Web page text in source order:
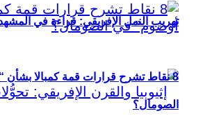
تهريب النمل الإفريقي: قراءة في
8 نقاط تشرح قرارات قمة كمبالا بشأن
الصومال؟